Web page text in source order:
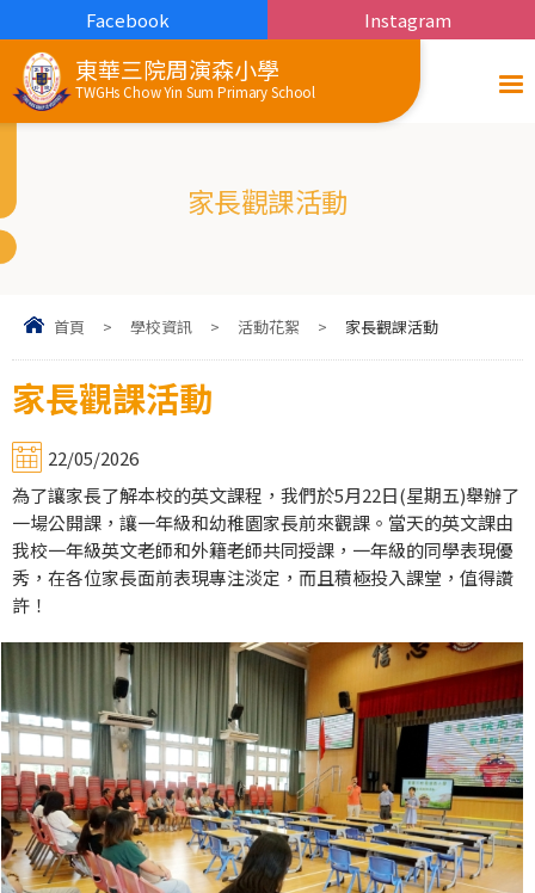
東華三院周演森小學
TWGHs Chow Yin Sum Primary School
Facebook Instagram
家長觀課活動
首頁 > 學校資訊 > 活動花絮 > 家長觀課活動
家長觀課活動
22/05/2026
為了讓家長了解本校的英文課程，我們於5月22日(星期五)舉辦了
一場公開課，讓一年級和幼稚園家長前來觀課。當天的英文課由
我校一年級英文老師和外籍老師共同授課，一年級的同學表現優
秀，在各位家長面前表現專注淡定，而且積極投入課堂，值得讚
許！